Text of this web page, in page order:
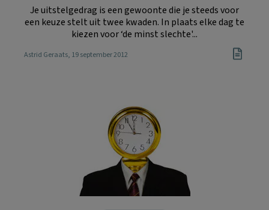
Je uitstelgedrag is een gewoonte die je steeds voor
een keuze stelt uit twee kwaden. In plaats elke dag te
kiezen voor ‘de minst slechte'...
Astrid Geraats, 19 september 2012